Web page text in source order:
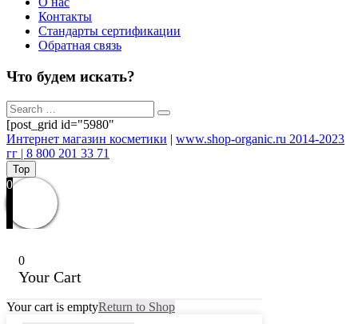
Контакты
Стандарты сертификации
Обратная связь
Что будем искать?
[post_grid id="5980"
Интернет магазин косметики | www.shop-organic.ru 2014-2023
гг | 8 800 201 33 71
Top
0
0
Your Cart
Your cart is emptyReturn to Shop